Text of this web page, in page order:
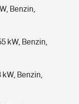
Benzin,
kW, Benzin,
Benzin,